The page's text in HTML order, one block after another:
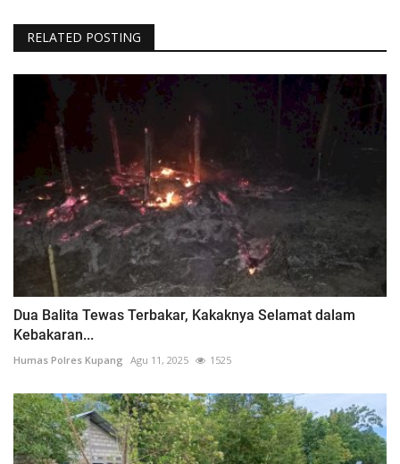
RELATED POSTING
Dua Balita Tewas Terbakar, Kakaknya Selamat dalam
Kebakaran...
Humas Polres Kupang Agu 11, 2025 1525